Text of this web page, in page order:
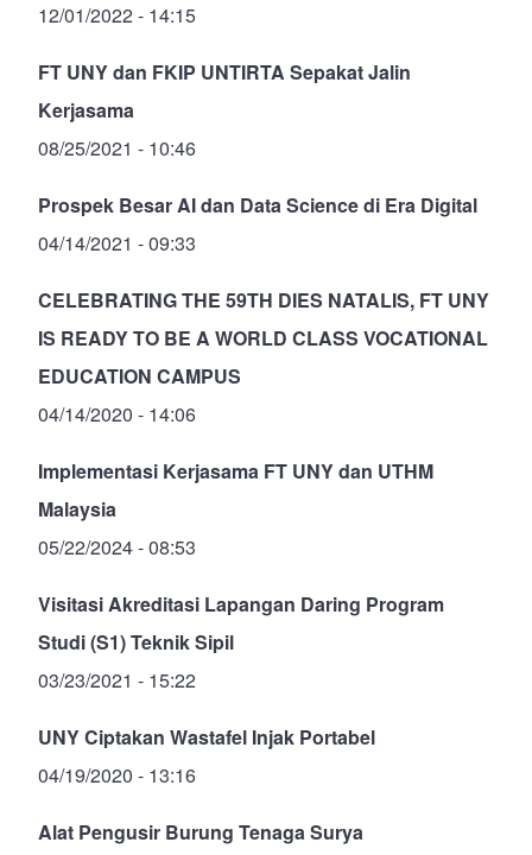
12/01/2022 - 14:15
FT UNY dan FKIP UNTIRTA Sepakat Jalin
Kerjasama
08/25/2021 - 10:46
Prospek Besar AI dan Data Science di Era Digital
04/14/2021 - 09:33
CELEBRATING THE 59TH DIES NATALIS, FT UNY
IS READY TO BE A WORLD CLASS VOCATIONAL
EDUCATION CAMPUS
04/14/2020 - 14:06
Implementasi Kerjasama FT UNY dan UTHM
Malaysia
05/22/2024 - 08:53
Visitasi Akreditasi Lapangan Daring Program
Studi (S1) Teknik Sipil
03/23/2021 - 15:22
UNY Ciptakan Wastafel Injak Portabel
04/19/2020 - 13:16
Alat Pengusir Burung Tenaga Surya